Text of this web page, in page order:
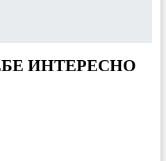
ИНТЕРЕСНО